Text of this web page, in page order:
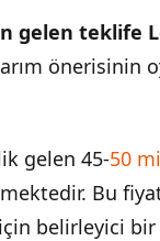
gelen teklife
önerisinin
gelen 45-50
Bu
belirleyici